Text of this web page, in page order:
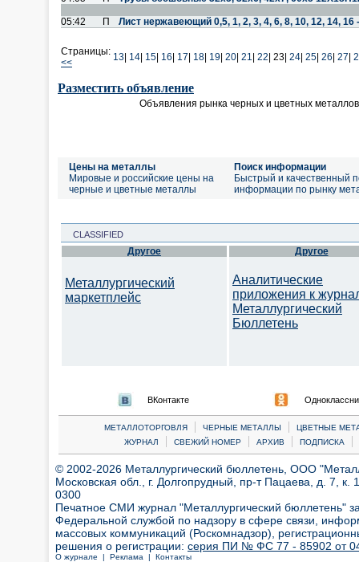
05:42 П Лист нержавеющий 0,5, 1, 2, 3, 4, 6, 8, 10, 12, 14,
Страницы:
<<
13 14 15 16 17 18 19 20 21 22 23| 24 25 26 27
Разместить объявление
Объявления рынка черных и цветных
Цены на металлы
Мировые и российские цены на
черные и цветные металлы
Поиск информации
Быстрый и качественный
информации по рынку
CLASSIFIED
Другое
Металлургический
маркетплейс
Другое
Аналитические
приложения к
Металлургический
Бюллетень
ВКонтакте
МЕТАЛЛОТОРГОВЛЯ | ЧЕРНЫЕ МЕТАЛЛЫ |
ЦВЕТНЫЕ
ЖУРНАЛ
| СВЕЖИЙ НОМЕР | АРХИВ | ПОДПИСКА |
© 2002-2026 Металлургический бюллетень, ООО
Московская обл., г. Долгопрудный, пр-т Пацаева, д. 7,
0300
Печатное СМИ журнал "Металлургический бюллетень"
Федеральной службой по надзору в сфере связи,
массовых коммуникаций (Роскомнадзор),
решения о регистрации: серия ПИ № ФС 77 - 85902 от 04
О журнале | Реклама | Контакты